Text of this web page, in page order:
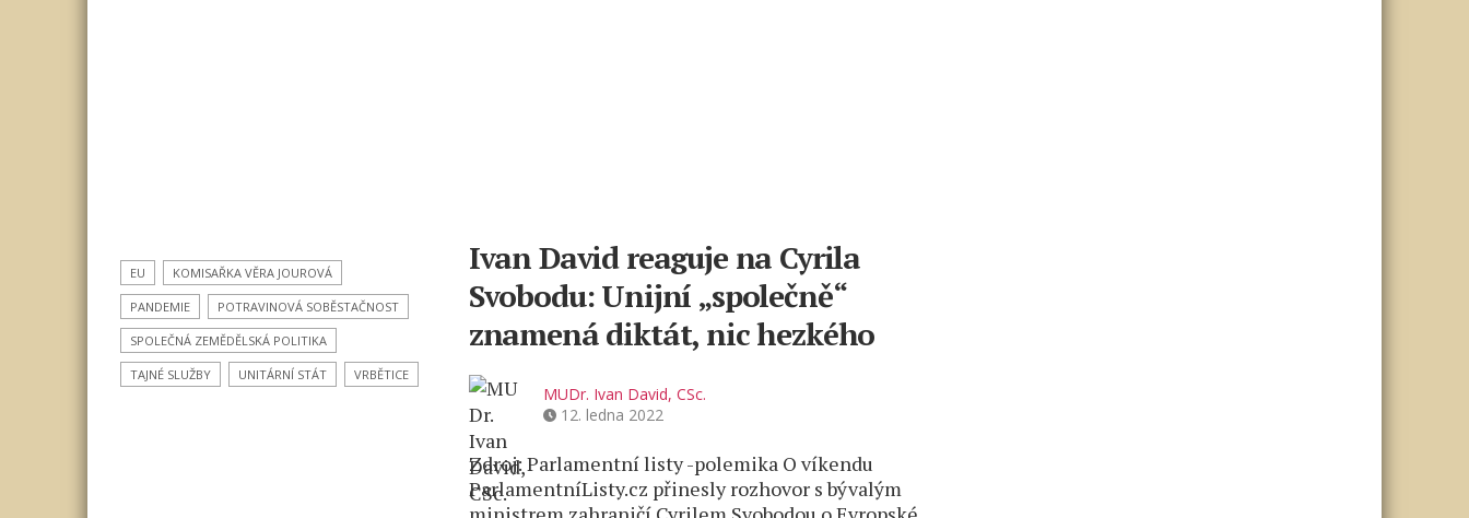
EU KOMISAŘKA VĚRA JOUROVÁ
PANDEMIE POTRAVINOVÁ SOBĚSTAČNOST
SPOLEČNÁ ZEMĚDĚLSKÁ POLITIKA
TAJNÉ SLUŽBY UNITÁRNÍ STÁT VRBĚTICE
Ivan David reaguje na Cyrila
Svobodu: Unijní „společně“
znamená diktát, nic hezkého
MUDr. Ivan David, CSc.
12. ledna 2022
Zdroj: Parlamentní listy -polemika O víkendu
ParlamentníListy.cz přinesly rozhovor s bývalým